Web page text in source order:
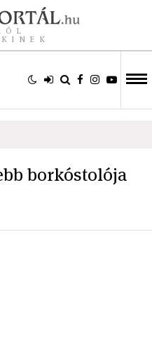
borkóstolója